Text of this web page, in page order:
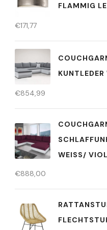
FLAMMIG
€171,77
€854,99
WEISS/
€888,00